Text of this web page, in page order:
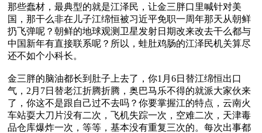
那些蠢材，最典型的就是江泽民，让金三胖口里喊针对美
国，那干么非在儿子江绵恒被习近平免职一周年那天从朝鲜
扔飞弹呢？朝鲜的地球观测卫星发射日期改来改去干么都与
中国新年有直接联系呢？所以，蛙肚鸡肠的江泽民机关算尽
还不如个小科长。
金三胖的脑油都长到肚子上去了，你1月6日替江绵恒出口
气，2月7日替老江折腾折腾，奥巴马乐不得的就派大家伙来
了，你这不是跟自己过不去吗？你要掌握江的特点，云南火
车站耍大刀片没有二次，飞机失踪一次，空难二次，天津毒
品仓库爆炸一次，等等，基本没有重复三次的。每次出事都